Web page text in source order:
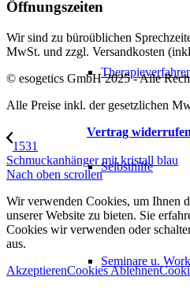
Selbsthilfe
Seminare u.
Öffnungszeiten
Wir sind zu büroüblichen
MwSt. und zzgl. Versandkosten
© esogetics GmbH 2025 - Alle
Alle Preise inkl. der gesetzlichen
Vertrag widerrufen
1531
Schmuckanhänger mit kristall blau
Nach oben scrollen
Wir verwenden Cookies, um Ihnen
unserer Website zu bieten. Sie
Cookies wir verwenden oder
aus.
AkzeptierenCookies Ablehnen